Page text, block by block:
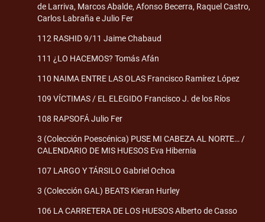
de Larriva, Marcos Abalde, Afonso Becerra, Raquel Castro,
Carlos Labraña e Julio Fer
112 RASHID 9/11 Jaime Chabaud
111 ¿LO HACEMOS? Tomás Afán
110 NAIMA ENTRE LAS OLAS Francisco Ramírez López
109 VÍCTIMAS / EL ELEGIDO Francisco J. de los Ríos
108 RAPSOFÁ Julio Fer
3 (Colección Poescénica) PUSE MI CABEZA AL NORTE… /
CALENDARIO DE MIS HUESOS Eva Hibernia
107 LARGO Y TÁRSILO Gabriel Ochoa
3 (Colección GAL) BEATS Kieran Hurley
106 LA CARRETERA DE LOS HUESOS Alberto de Casso